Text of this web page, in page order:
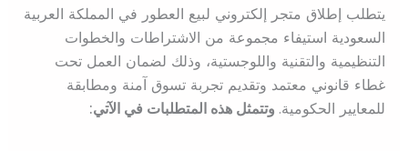
يتطلب إطلاق متجر إلكتروني لبيع العطور في المملكة العربية
السعودية استيفاء مجموعة من الاشتراطات والخطوات
التنظيمية والتقنية واللوجستية، وذلك لضمان العمل تحت
غطاء قانوني معتمد وتقديم تجربة تسوق آمنة ومطابقة
للمعايير الحكومية.وتتمثل هذه المتطلبات في الآتي: